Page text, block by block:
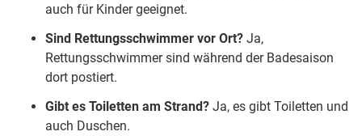
auch für Kinder geeignet.
Sind Rettungsschwimmer vor Ort? Ja,
Rettungsschwimmer sind während der Badesaison
dort postiert.
Gibt es Toiletten am Strand? Ja, es gibt Toiletten und
auch Duschen.